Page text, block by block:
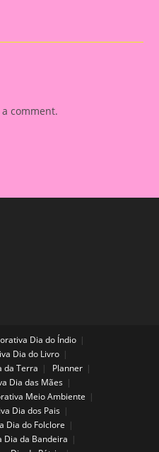
comment.
Dia do Índio
Dia do Livro
da Terra
Planner
Dia das Mães
Meio Ambiente
Dia dos Pais
Dia do Folclore
Dia da Bandeira